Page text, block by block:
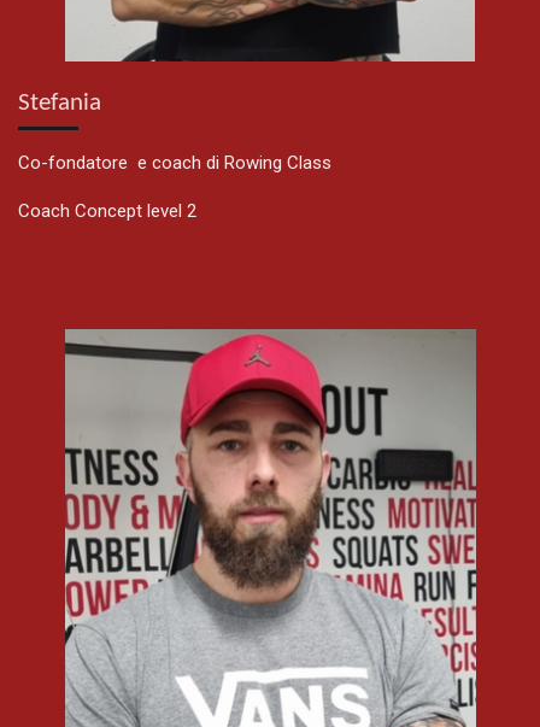
Stefania
Co-fondatore e coach di Rowing Class
Coach Concept level 2